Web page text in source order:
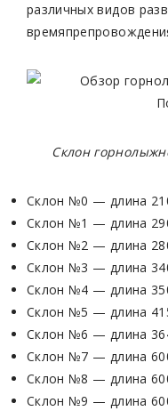
различных видов
Склон
Склон №0 — длина
Склон №1 — длина
Склон №2 — длина
Склон №3 — длина
Склон №4 — длина
Склон №5 — длина
Склон №6 — длина
Склон №7 — длина
Склон №8 — длина
Склон №9 — длина